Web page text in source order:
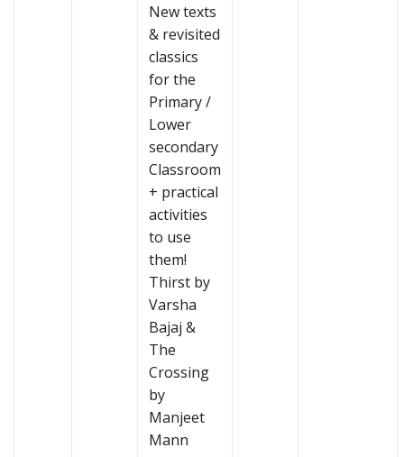
New texts
& revisited
classics
for the
Primary /
Lower
secondary
Classroom
+ practical
activities
to use
them!
Thirst by
Varsha
Bajaj &
The
Crossing
by
Manjeet
Mann